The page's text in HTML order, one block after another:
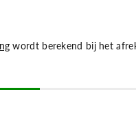
wordt berekend bij het